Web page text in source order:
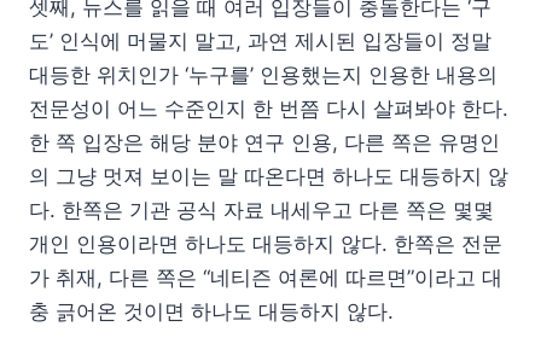
셋째, 뉴스를 읽을 때 여러 입장들이 충돌한다는 ‘구
도’ 인식에 머물지 말고, 과연 제시된 입장들이 정말
대등한 위치인가 ‘누구를’ 인용했는지 인용한 내용의
전문성이 어느 수준인지 한 번쯤 다시 살펴봐야 한다.
한 쪽 입장은 해당 분야 연구 인용, 다른 쪽은 유명인
의 그냥 멋져 보이는 말 따온다면 하나도 대등하지 않
다. 한쪽은 기관 공식 자료 내세우고 다른 쪽은 몇몇
개인 인용이라면 하나도 대등하지 않다. 한쪽은 전문
가 취재, 다른 쪽은 “네티즌 여론에 따르면”이라고 대
충 긁어온 것이면 하나도 대등하지 않다.